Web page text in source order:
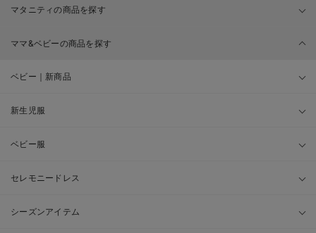
マタニティの商品を探す
ママ&ベビーの商品を探す
ベビー｜新商品
新生児服
ベビー服
セレモニードレス
シーズンアイテム